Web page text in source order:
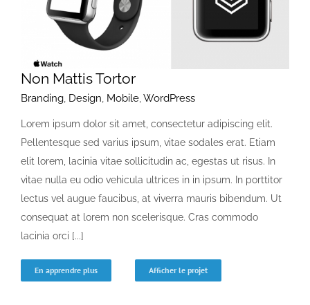
Non Mattis Tortor
Branding, Design, Mobile,WordPress
Lorem ipsum dolor sit amet, consectetur adipiscing elit.
Pellentesque sed varius ipsum, vitae sodales erat. Etiam
elit lorem, lacinia vitae sollicitudin ac, egestas ut risus. In
vitae nulla eu odio vehicula ultrices in in ipsum. In porttitor
lectus vel augue faucibus, at viverra mauris bibendum. Ut
consequat at lorem non scelerisque. Cras commodo
lacinia orci [...]
En apprendre plus Afficher le projet